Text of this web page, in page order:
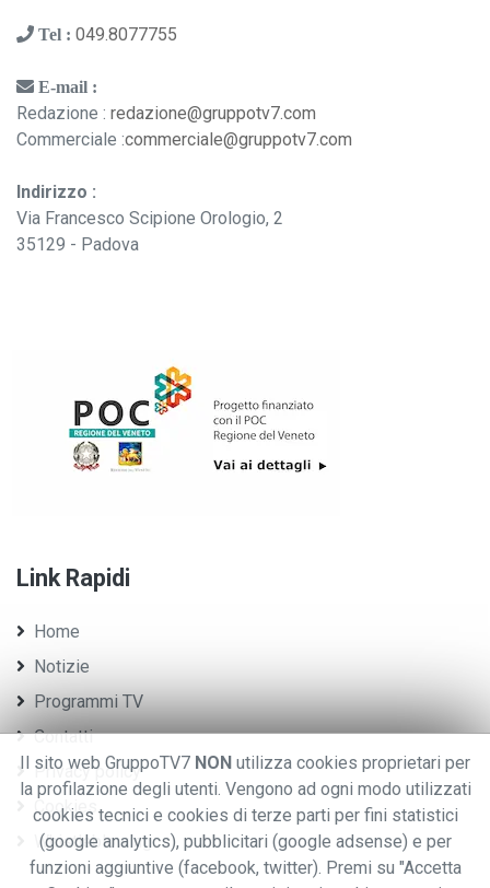
Tel : 049.8077755
E-mail :
Redazione : redazione@gruppotv7.com
Commerciale :commerciale@gruppotv7.com
Indirizzo :
Via Francesco Scipione Orologio, 2
35129 - Padova
Link Rapidi
Home
Notizie
Programmi TV
Contatti
Privacy policy
Cookies
Whistleblowing
Il sito web GruppoTV7 NON utilizza cookies proprietari per
la profilazione degli utenti. Vengono ad ogni modo utilizzati
cookies tecnici e cookies di terze parti per fini statistici
(google analytics), pubblicitari (google adsense) e per
funzioni aggiuntive (facebook, twitter). Premi su "Accetta